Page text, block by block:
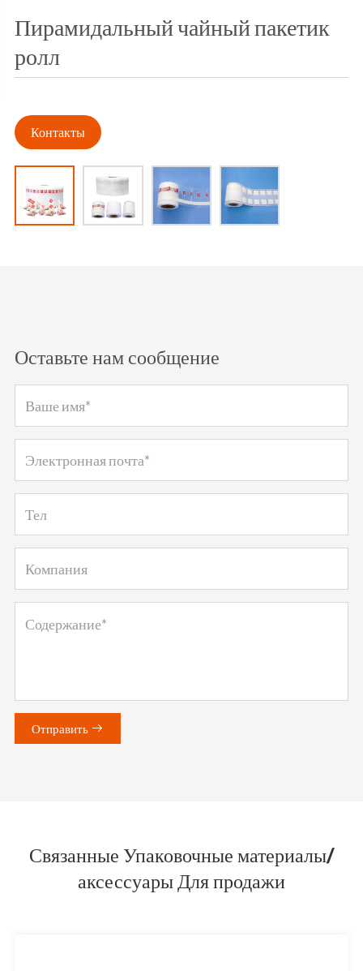
Пирамидальный чайный пакетик
ролл
Контакты
Оставьте нам сообщение
Отправить 
Связанные Упаковочные материалы/
аксессуары Для продажи